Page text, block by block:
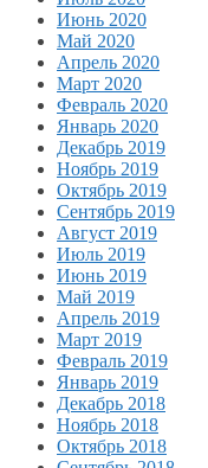
Июнь 2020
Май 2020
Апрель 2020
Март 2020
Февраль 2020
Январь 2020
Декабрь 2019
Ноябрь 2019
Октябрь 2019
Сентябрь 2019
Август 2019
Июль 2019
Июнь 2019
Май 2019
Апрель 2019
Март 2019
Февраль 2019
Январь 2019
Декабрь 2018
Ноябрь 2018
Октябрь 2018